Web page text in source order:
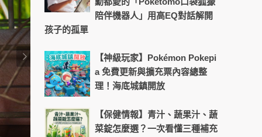
陪伴機器人」用高EQ對話解開
孩子的孤單
【神級玩家】Pokémon Pokepi
a 免費更新與擴充票內容總整
理！海底城鎮開放
【保健情報】青汁、蔬果汁、蔬
菜錠怎麼選？一次看懂三種補充